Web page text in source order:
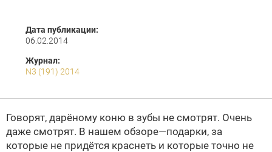
Дата публикации:
06.02.2014
Журнал:
N3 (191) 2014
Говорят, дарёному коню в зубы не смотрят. Очень
даже смотрят. В нашем обзоре—подарки, за
которые не придётся краснеть и которые точно не